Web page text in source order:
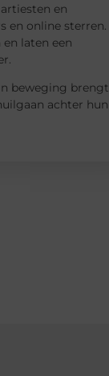
en
en online sterren.
en laten een
beweging brengt
achter hun